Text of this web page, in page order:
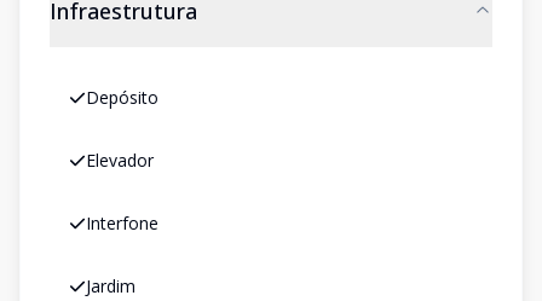
Infraestrutura
Depósito
Elevador
Interfone
Jardim